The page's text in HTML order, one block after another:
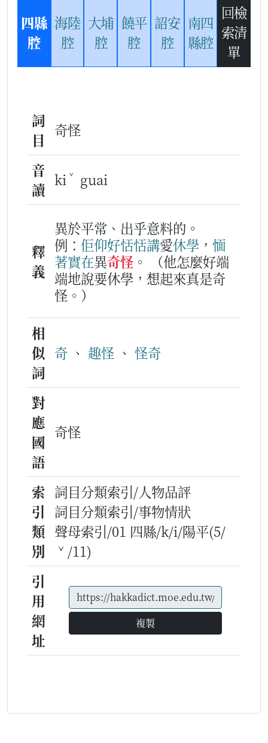
四縣
腔
海陸
腔
大埔
腔
饒平
腔
詔安
腔
南四
縣腔
回檢
索清
單
詞
目
奇怪
音
讀
ki ˇ guai
釋
義
異於平常、出乎意料的。
例： 佢仰好恬恬講愛休學 ， 愐
著實在異奇怪 。
（他怎麼好端
端地說要休學，想起來真是奇
怪。）
相
似
詞
奇 、 趣怪 、 怪奇
對
應
國
語
奇怪
索
引
類
別
詞目分類索引/人物品評
詞目分類索引/事物情狀
聲母索引/01 四縣/k/i/陽平(5/
ˇ/11)
引
用
網
址
複製